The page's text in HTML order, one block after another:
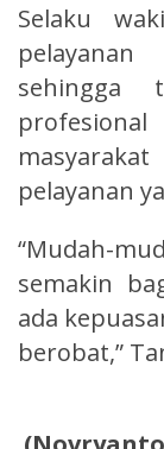
Selaku
sehingga
pelayanan
“Mudah-
semakin
ada
berobat,”